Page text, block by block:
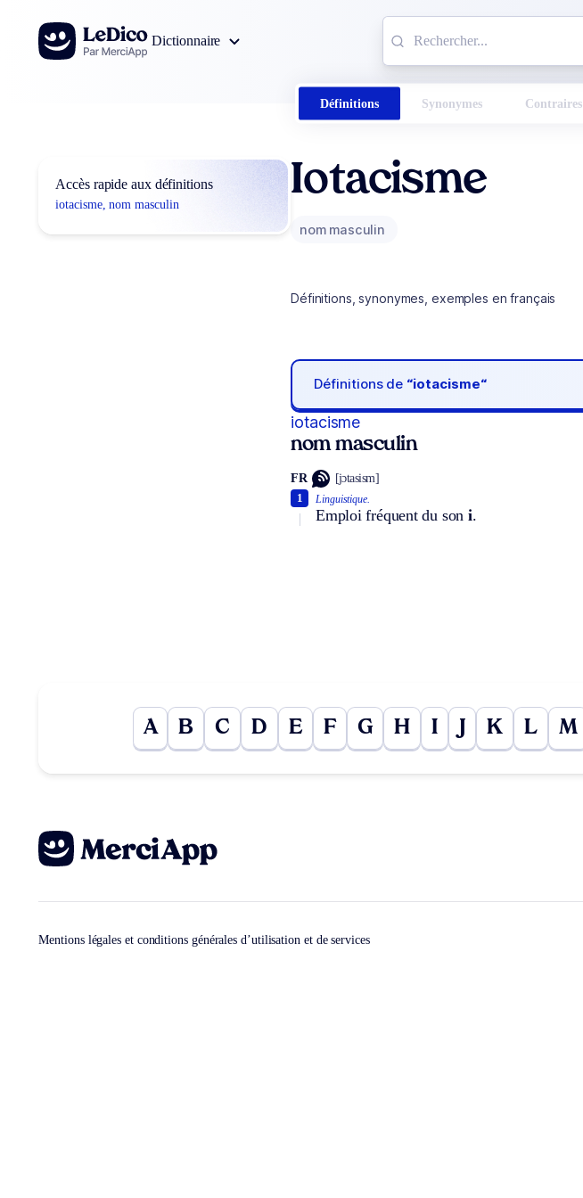
Aller au contenu
Dictionnaire
Définitions Synonymes Contraires
Accès rapide aux définitions
iotacisme, nom masculin
Iotacisme
nom masculin
Définitions, synonymes, exemples en français
Définitions de “iotacisme“
iotacisme
nom masculin
FR [jɔtasism]
Linguistique.
Emploi fréquent du son i.
1
A B C D E F G H I K L M
Mentions légales et conditions générales d’utilisation et de services